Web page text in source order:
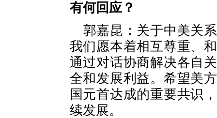
有何回应？
郭嘉昆：关于中美关
我们愿本着相互尊重、
通过对话协商解决各自
全和发展利益。希望美
国元首达成的重要共识
续发展。